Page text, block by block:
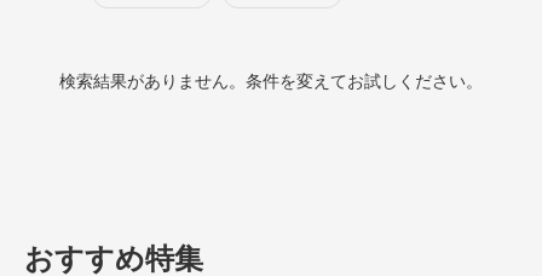
検索結果がありません。条件を変えてお試しください。
おすすめ特集